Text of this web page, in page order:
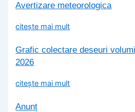
Avertizare meteorologica
citește mai mult
Grafic colectare deseuri
2026
citește mai mult
Anunț